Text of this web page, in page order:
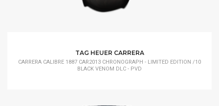
TAG HEUER CARRERA
CARRERA CALIBRE 1887 CAR2013 CHRONOGRAPH - LIMITED EDITION /10
BLACK VENOM DLC - PVD